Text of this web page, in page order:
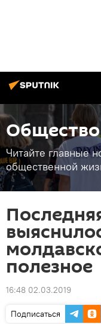
Общество
Читайте главные
общественной
полезное
16:48 02.03.2019
Подписаться